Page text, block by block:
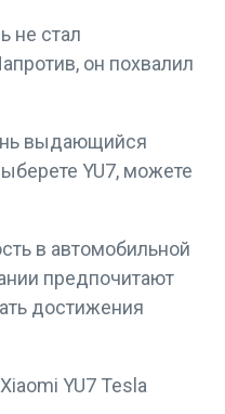
не стал
он похвалил
выдающийся
YU7, можете
в автомобильной
предпочитают
достижения